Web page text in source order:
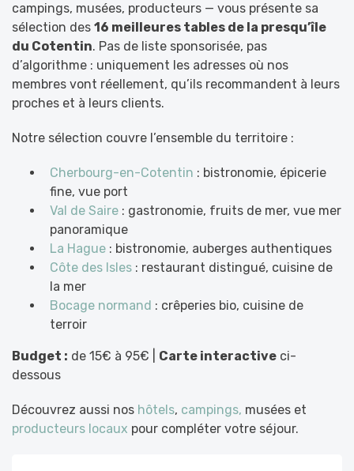
campings, musées, producteurs — vous présente sa
sélection des 16 meilleures tables de la presqu’île
du Cotentin. Pas de liste sponsorisée, pas
d’algorithme : uniquement les adresses où nos
membres vont réellement, qu’ils recommandent à leurs
proches et à leurs clients.
Notre sélection couvre l’ensemble du territoire :
Cherbourg-en-Cotentin : bistronomie, épicerie
fine, vue port
Val de Saire : gastronomie, fruits de mer, vue mer
panoramique
La Hague : bistronomie, auberges authentiques
Côte des Isles : restaurant distingué, cuisine de
la mer
Bocage normand : crêperies bio, cuisine de
terroir
Budget : de 15€ à 95€ | Carte interactive ci-
dessous
Découvrez aussi nos hôtels, campings, musées et
producteurs locaux pour compléter votre séjour.